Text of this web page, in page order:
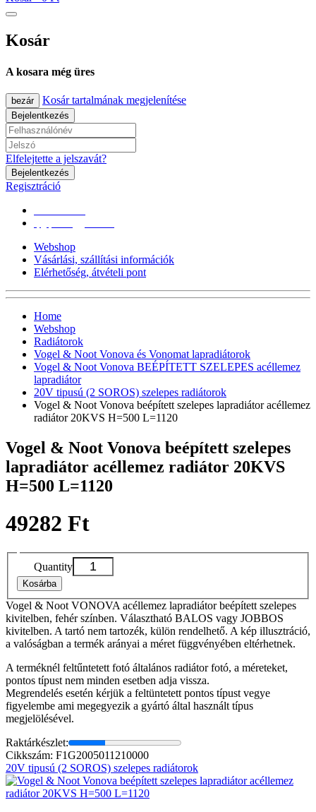
Kosár
A kosara még üres
bezár Kosár tartalmának megjelenítése
Bejelentkezés
Elfelejtette a jelszavát?
Bejelentkezés
Regisztráció
Webshop
Vásárlási, szállítási információk
Elérhetőség, átvételi pont
Home
Webshop
Radiátorok
Vogel & Noot Vonova és Vonomat lapradiátorok
Vogel & Noot Vonova BEÉPÍTETT SZELEPES acéllemez
lapradiátor
20V tipusú (2 SOROS) szelepes radiátorok
Vogel & Noot Vonova beépített szelepes lapradiátor acéllemez
radiátor 20KVS H=500 L=1120
Vogel & Noot Vonova beépített szelepes
lapradiátor acéllemez radiátor 20KVS
H=500 L=1120
49282 Ft
Quantity
Kosárba
Vogel & Noot VONOVA acéllemez lapradiátor beépített szelepes
kivitelben, fehér színben. Választható BALOS vagy JOBBOS
kivitelben. A tartó nem tartozék, külön rendelhető. A kép illusztráció,
a valóságban a termék arányai a méret függvényében eltérhetnek.
A terméknél feltűntetett fotó általános radiátor fotó, a méreteket,
pontos típust nem minden esetben adja vissza.
Megrendelés esetén kérjük a feltüntetett pontos típust vegye
figyelembe ami megegyezik a gyártó által használt típus
megjelölésével.
Raktárkészlet:
Cikkszám: F1G2005011210000
20V tipusú (2 SOROS) szelepes radiátorok